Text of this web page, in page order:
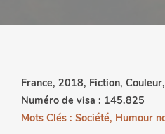
France, 2018, Fiction,
Numéro de visa : 145.825
Mots Clés : Société, Humour